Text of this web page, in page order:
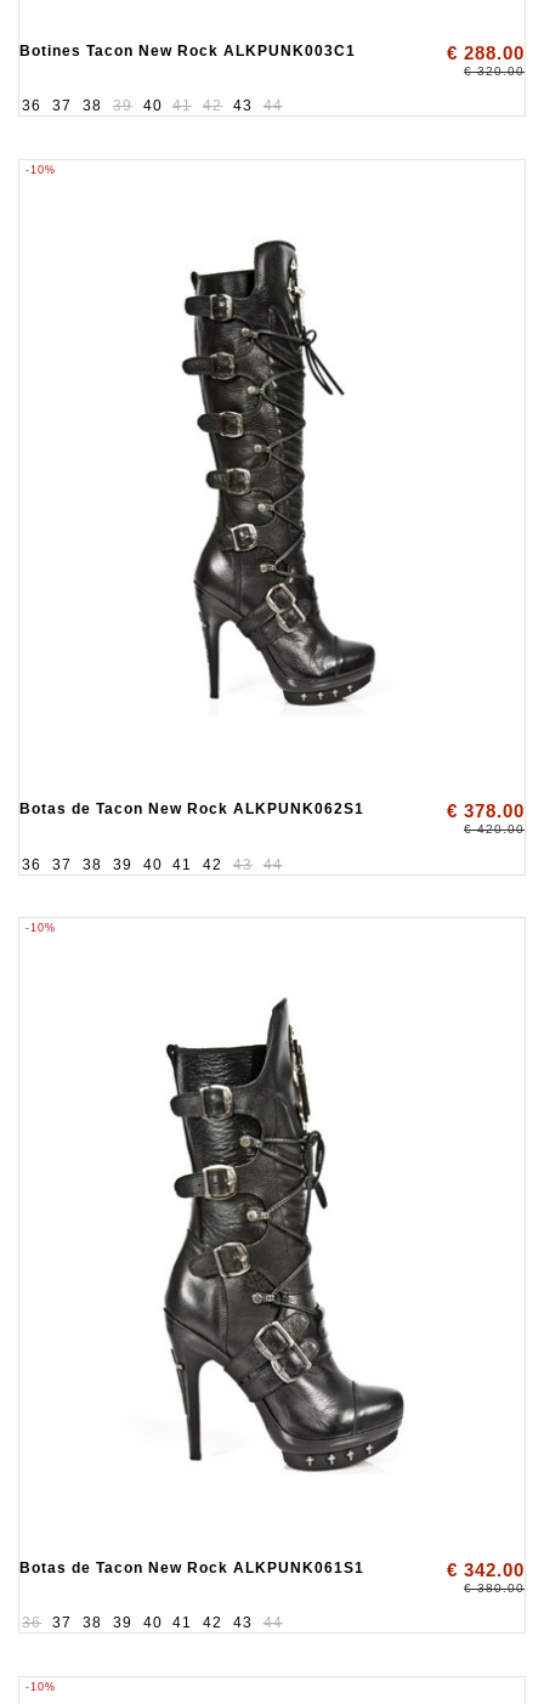
Botines Tacon New Rock ALKPUNK003C1 € 288.00
€ 320.00
36 37 38 39 40 41 42 43 44
-10%
Botas de Tacon New Rock ALKPUNK062S1 € 378.00
€ 420.00
36 37 38 39 40 41 42 43 44
-10%
Botas de Tacon New Rock ALKPUNK061S1 € 342.00
€ 380.00
36 37 38 39 40 41 42 43 44
-10%